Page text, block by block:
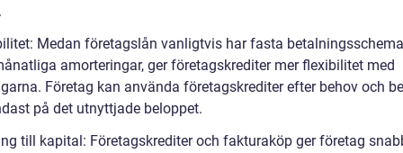
Medan företagslån vanligtvis har fasta
amorteringar, ger företagskrediter mer flexibilitet med
Företag kan använda företagskrediter efter behov och
på det utnyttjade beloppet.
till kapital: Företagskrediter och fakturaköp ger företag